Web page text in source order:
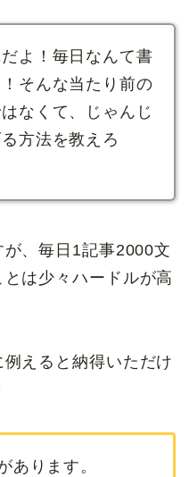
よ！毎日なんて書
そんな当たり前の
なくて、じゃんじ
方法を教えろ
、毎日1記事2000文
は少々ハードルが高
えると納得いただけ
あります。